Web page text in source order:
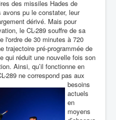
des missiles Hades de
avons pu le constater, leur
dérivé. Mais pour
le CL-289 souffre de sa
l'ordre de 30 minutes à 720
trajectoire pré-programmée de
qui réduit une nouvelle fois son
Ainsi, qu’il fonctionne en
289 ne correspond pas aux
besoins
actuels
en
moyens